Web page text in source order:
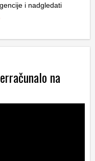
i nadgledati
na